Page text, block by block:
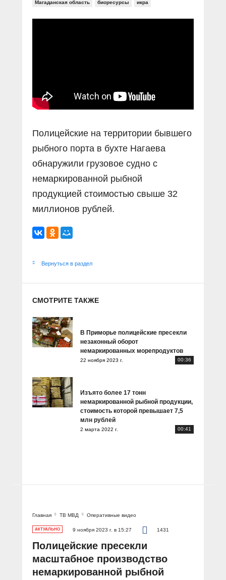
Социальные ролики
Документальные фильмы
Прямой разговор
В знании сила
О ПОРТАЛЕ
Магаданская область биоресурсы икра
Полицейские на территории бывшего
рыбного порта в бухте Нагаева
обнаружили грузовое судно с
немаркированной рыбной
продукцией стоимостью свыше 32
миллионов рублей.
Вернуться в раздел
СМОТРИТЕ ТАКЖЕ
В Приморье полицейские пресекли
незаконный оборот
немаркированных морепродуктов
22 ноября 2023 г. 00:36
Изъято более 17 тонн
немаркированной рыбной продукции,
стоимость которой превышает 7,5
млн рублей
2 марта 2022 г. 00:41
Главная ТВ МВД Оперативные видео
АКТУАЛЬНО 9 ноября 2023 г. в 15:27 1431
Полицейские пресекли
масштабное производство
немаркированной рыбной